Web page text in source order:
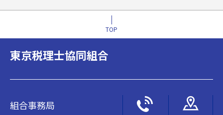
TOP
東京税理士協同組合
組合事務局